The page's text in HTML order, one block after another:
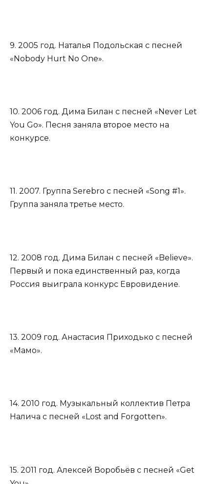
9. 2005 год. Наталья Подольская с песней
«Nobody Hurt No One».
10. 2006 год. Дима Билан с песней «Never Let
You Go». Песня заняла второе место на
конкурсе.
11. 2007. Группа Serebro с песней «Song #1».
Группа заняла третье место.
12. 2008 год. Дима Билан с песней «Believe».
Первый и пока единственный раз, когда
Россия выиграла конкурс Евровидение.
13. 2009 год. Анастасия Приходько с песней
«Мамо».
14. 2010 год. Музыкальный коллектив Петра
Налича с песней «Lost and Forgotten».
15. 2011 год. Алексей Воробьёв с песней «Get